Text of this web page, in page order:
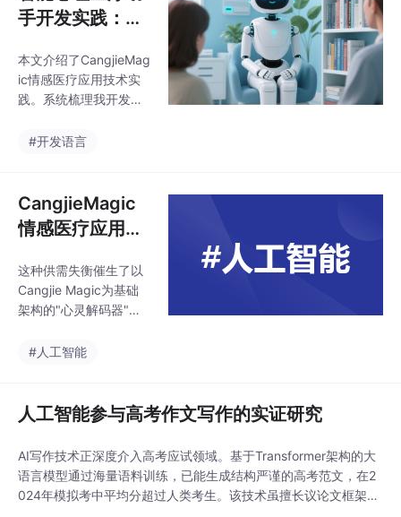
豆瓣、猫眼、微博，发
现一个尴尬的问题：评
个人的口味还不一样。
A说《热辣滚烫》笑中
带泪，B说它营销过
燃爆了，D说不如第一
榜电影，还能根据我的
口味给出个性化推荐
手开发实践：从
关怀——Cangji
eMagic情感医
本文介绍了CangjieMag
ic情感医疗应用技术实
践。系统梳理我开发的
术实现路径，分享在开
供有价值的参考。
#开发语言
CangjieMagic
情感医疗应用技
这种供需失衡催生了以
Cangjie Magic为基础
架构的"心灵解码器"系
创新重构服务模式：首
模块，能够从300ms级
别的语音片段中识别出
基频扰动(jitter)和振幅
震颤(shimmer)等抑郁
特征指标，使得早期识
别准确率较传统PHQ-9
#人工智能
人工智能参与高考作文写作的实证研究
AI写作技术正深度介入高考应试领域。基于Transformer架构的大
语言模型通过海量语料训练，已能生成结构严谨的高考范文，在2
024年模拟考中平均分超过人类考生。该技术虽擅长议论文框架搭